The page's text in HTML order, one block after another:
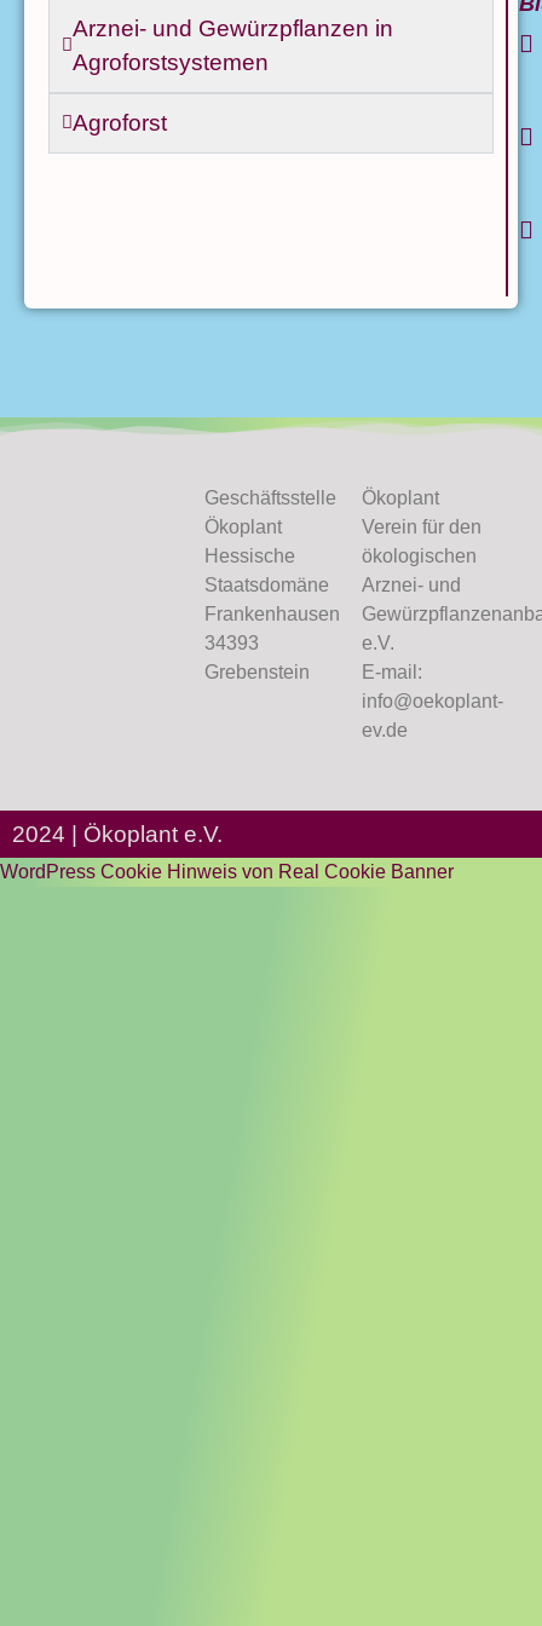
Arznei- und Gewürzpflanzen in
Agroforstsystemen
Agroforst
Geschäftsstelle
Ökoplant
Hessische
Staatsdomäne
Frankenhausen
34393
Grebenstein
Ökoplant
Verein für den
ökologischen
Arznei- und
e.V.
E-mail:
info@oekoplant-
ev.de
2024 | Ökoplant e.V.
WordPress Cookie Hinweis von Real Cookie Banner